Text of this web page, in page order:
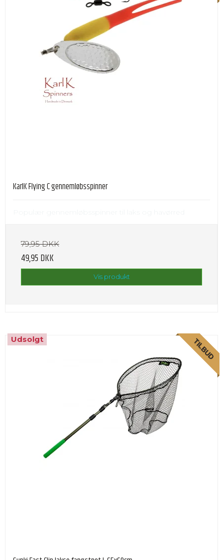
KarlK Flying C gennemløbsspinner
79,95 DKK
49,95 DKK
Vis produkt
TILBUD
Udsolgt